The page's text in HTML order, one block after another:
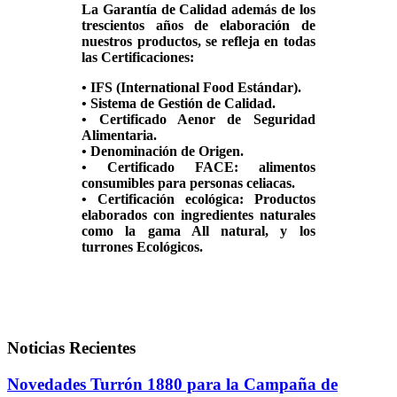
La Garantía de Calidad además de los
trescientos años de elaboración de
nuestros productos, se refleja en todas
las Certificaciones:
• IFS (International Food Estándar).
• Sistema de Gestión de Calidad.
• Certificado Aenor de Seguridad
Alimentaria.
• Denominación de Origen.
• Certificado FACE: alimentos
consumibles para personas celiacas.
• Certificación ecológica: Productos
elaborados con ingredientes naturales
como la gama All natural, y los
turrones Ecológicos.
Noticias Recientes
Novedades Turrón 1880 para la Campaña de